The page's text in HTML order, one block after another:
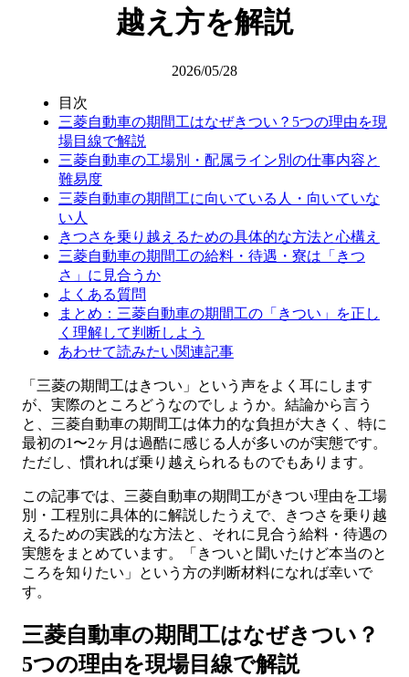
越え方を解説
2026/05/28
目次
三菱自動車の期間工はなぜきつい？5つの理由を現
場目線で解説
三菱自動車の工場別・配属ライン別の仕事内容と
難易度
三菱自動車の期間工に向いている人・向いていな
い人
きつさを乗り越えるための具体的な方法と心構え
三菱自動車の期間工の給料・待遇・寮は「きつ
さ」に見合うか
よくある質問
まとめ：三菱自動車の期間工の「きつい」を正し
く理解して判断しよう
あわせて読みたい関連記事
「三菱の期間工はきつい」という声をよく耳にします
が、実際のところどうなのでしょうか。結論から言う
と、三菱自動車の期間工は体力的な負担が大きく、特に
最初の1〜2ヶ月は過酷に感じる人が多いのが実態です。
ただし、慣れれば乗り越えられるものでもあります。
この記事では、三菱自動車の期間工がきつい理由を工場
別・工程別に具体的に解説したうえで、きつさを乗り越
えるための実践的な方法と、それに見合う給料・待遇の
実態をまとめています。「きついと聞いたけど本当のと
ころを知りたい」という方の判断材料になれば幸いで
す。
三菱自動車の期間工はなぜきつい？
5つの理由を現場目線で解説